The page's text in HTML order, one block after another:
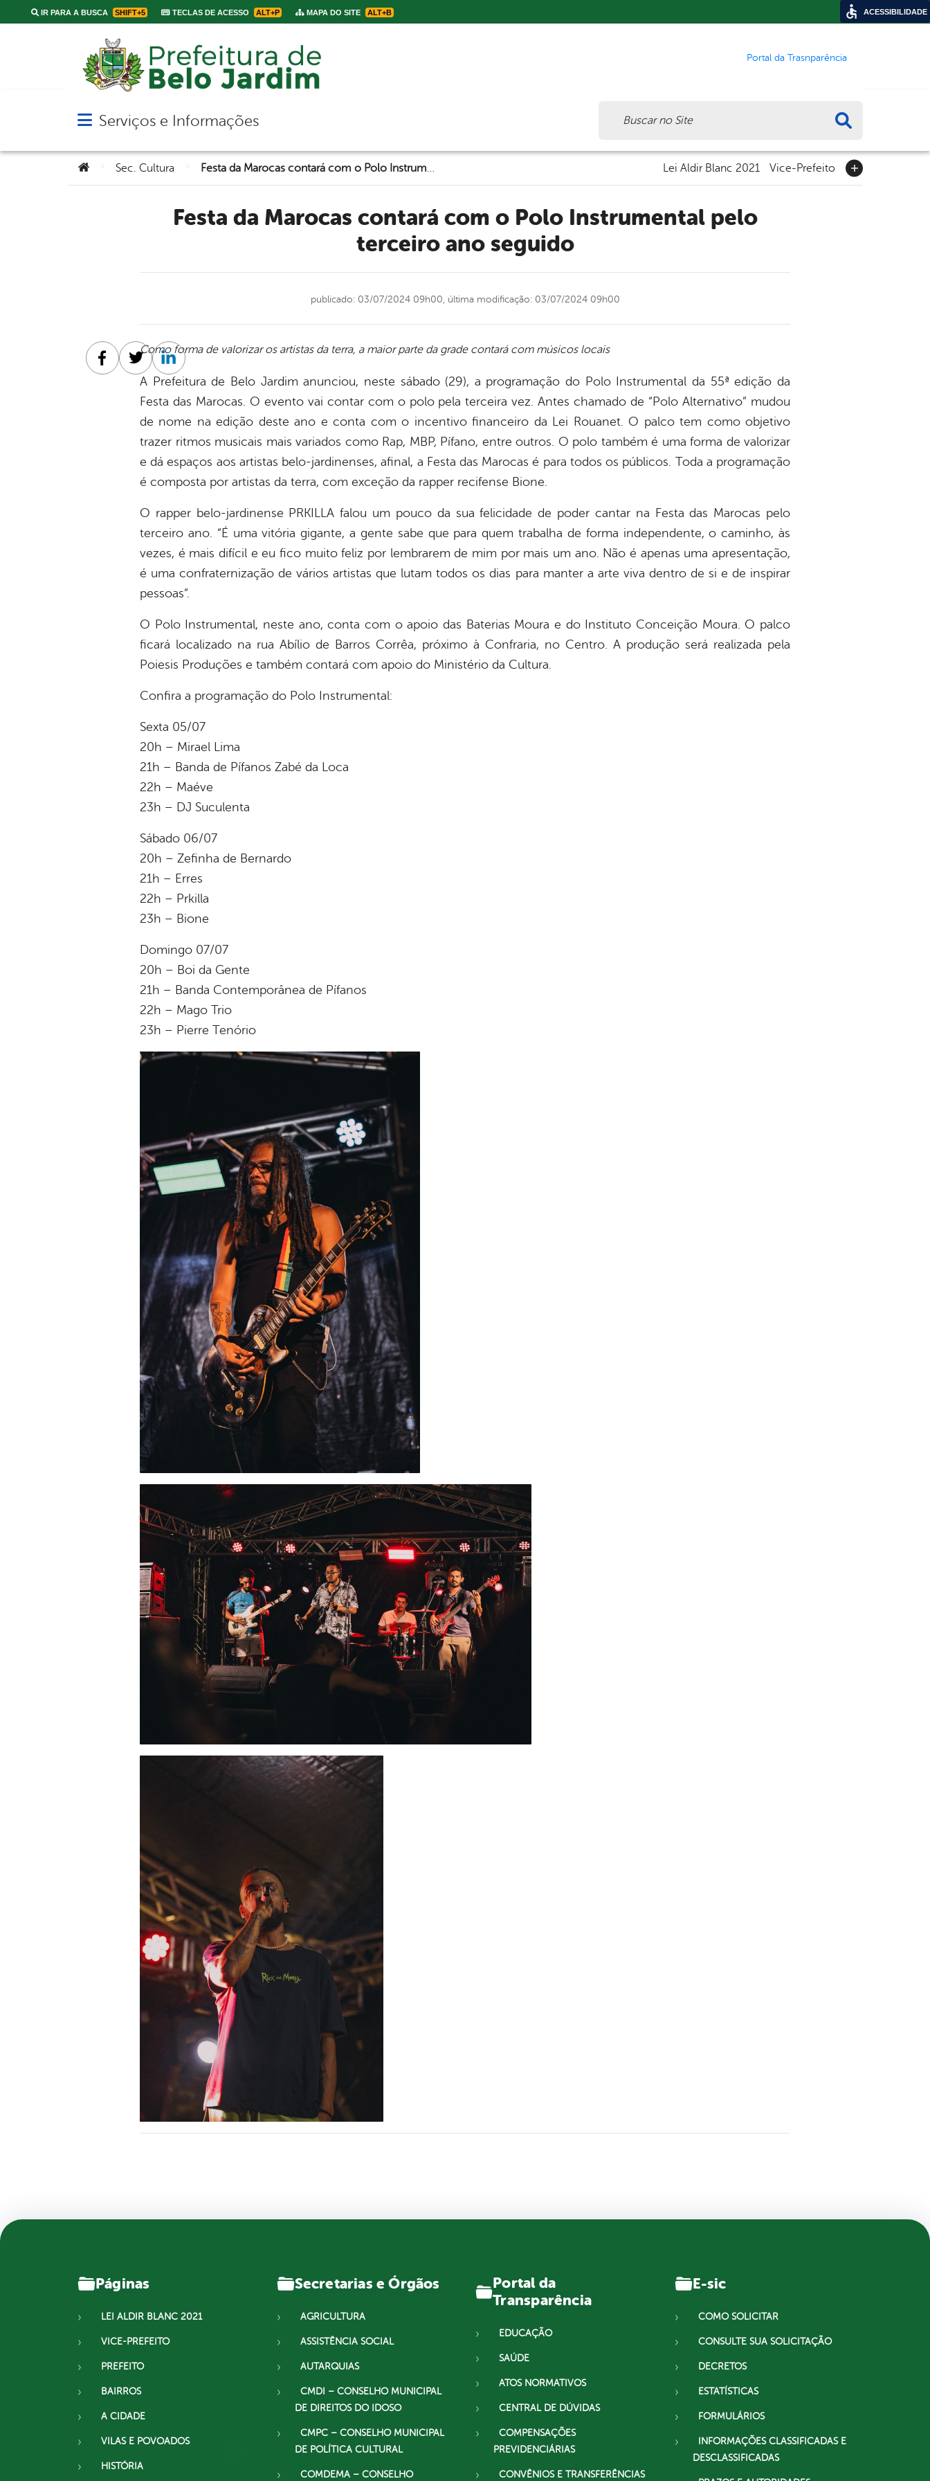
IR PARA A BUSCA SHIFT+5 TECLAS DE ACESSO ALT+P MAPA DO SITE ALT+B
Portal da Trasnparência
Abrir menu principal de navegação
Serviços e Informações
Você está aqui:
Sec. Cultura Lei Aldir Blanc 2021 Vice-Prefeito
Festa da Marocas contará com o Polo Instrumental pelo
terceiro ano seguido
publicado: 03/07/2024 09h00, última modificação: 03/07/2024 09h00
Como forma de valorizar os artistas da terra, a maior parte da grade contará com músicos locais
A Prefeitura de Belo Jardim anunciou, neste sábado (29), a programação do Polo Instrumental da 55ª edição da
Festa das Marocas. O evento vai contar com o polo pela terceira vez. Antes chamado de “Polo Alternativo” mudou
de nome na edição deste ano e conta com o incentivo financeiro da Lei Rouanet. O palco tem como objetivo
trazer ritmos musicais mais variados como Rap, MBP, Pífano, entre outros. O polo também é uma forma de valorizar
e dá espaços aos artistas belo-jardinenses, afinal, a Festa das Marocas é para todos os públicos. Toda a programação
é composta por artistas da terra, com exceção da rapper recifense Bione.
O rapper belo-jardinense PRKILLA falou um pouco da sua felicidade de poder cantar na Festa das Marocas pelo
terceiro ano. “É uma vitória gigante, a gente sabe que para quem trabalha de forma independente, o caminho, às
vezes, é mais difícil e eu fico muito feliz por lembrarem de mim por mais um ano. Não é apenas uma apresentação,
é uma confraternização de vários artistas que lutam todos os dias para manter a arte viva dentro de si e de inspirar
pessoas”.
O Polo Instrumental, neste ano, conta com o apoio das Baterias Moura e do Instituto Conceição Moura. O palco
ficará localizado na rua Abílio de Barros Corrêa, próximo à Confraria, no Centro. A produção será realizada pela
Poiesis Produções e também contará com apoio do Ministério da Cultura.
Confira a programação do Polo Instrumental:
Sexta 05/07
20h – Mirael Lima
21h – Banda de Pífanos Zabé da Loca
22h – Maéve
23h – DJ Suculenta
Sábado 06/07
20h – Zefinha de Bernardo
21h – Erres
22h – Prkilla
23h – Bione
Domingo 07/07
20h – Boi da Gente
21h – Banda Contemporânea de Pífanos
22h – Mago Trio
23h – Pierre Tenório
Facebook
TwitterLinkedin
Páginas
LEI ALDIR BLANC 2021
VICE-PREFEITO
PREFEITO
BAIRROS
A CIDADE
VILAS E POVOADOS
HISTÓRIA
Secretarias e Órgãos
AGRICULTURA
ASSISTÊNCIA SOCIAL
AUTARQUIAS
CMDI – CONSELHO MUNICIPAL
DE DIREITOS DO IDOSO
CMPC – CONSELHO MUNICIPAL
DE POLÍTICA CULTURAL
COMDEMA – CONSELHO
Portal da
Transparência
EDUCAÇÃO
SAÚDE
ATOS NORMATIVOS
CENTRAL DE DÚVIDAS
COMPENSAÇÕES
PREVIDENCIÁRIAS
CONVÊNIOS E TRANSFERÊNCIAS
E-sic
COMO SOLICITAR
CONSULTE SUA SOLICITAÇÃO
DECRETOS
ESTATÍSTICAS
FORMULÁRIOS
INFORMAÇÕES CLASSIFICADAS E
DESCLASSIFICADAS
ACESSIBILIDADE